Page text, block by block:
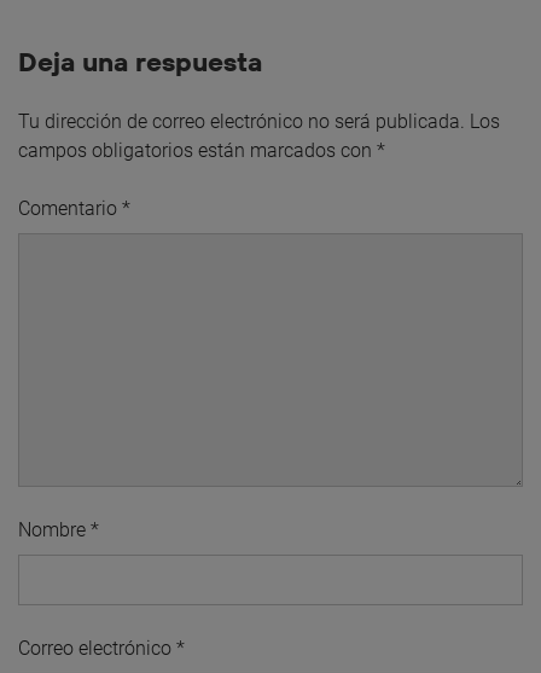
Deja una respuesta
Tu dirección de correo electrónico no será publicada. Los
campos obligatorios están marcados con *
Comentario *
Nombre *
Correo electrónico *